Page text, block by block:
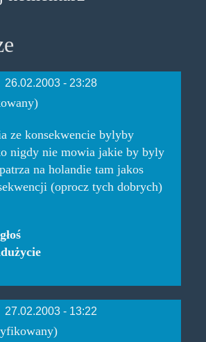
26.02.2003 - 23:28
ze konsekwencie bylyby
nigdy nie mowia jakie by byly
na holandie tam jakos
(oprocz tych dobrych)
27.02.2003 - 13:22